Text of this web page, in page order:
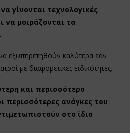
γίνονται τεχνολογικές
να μοιράζονται τα
εξυπηρετηθούν καλύτερα εάν
με διαφορετικές ειδικότητες.
και περισσότερο
περισσότερες ανάγκες του
στο ίδιο